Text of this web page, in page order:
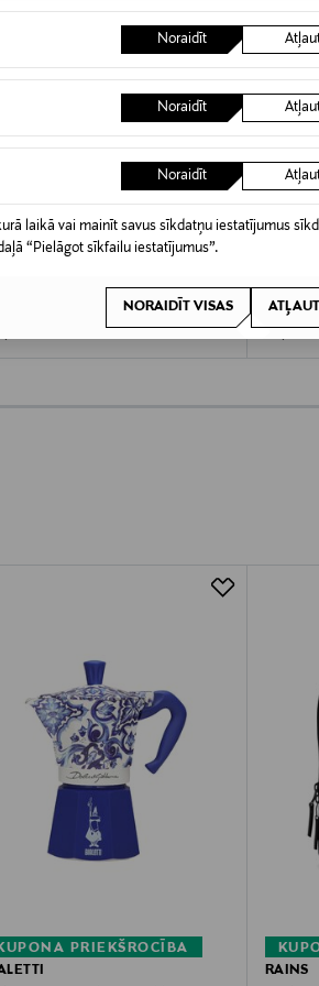
Noraidīt
Noraidīt
Noraidīt
laikā vai mainīt savus sīkdatņu iestatījumus
“Pielāgot sīkfailu iestatījumus”.
NORAIDĪT VISAS
KUPONA PRIEKŠROCĪBA
Express Dolce & Gabbana
kanna 6 tasītēm
Moka
kafijas
Original
PRIEKŠROCĪBA
RAINS